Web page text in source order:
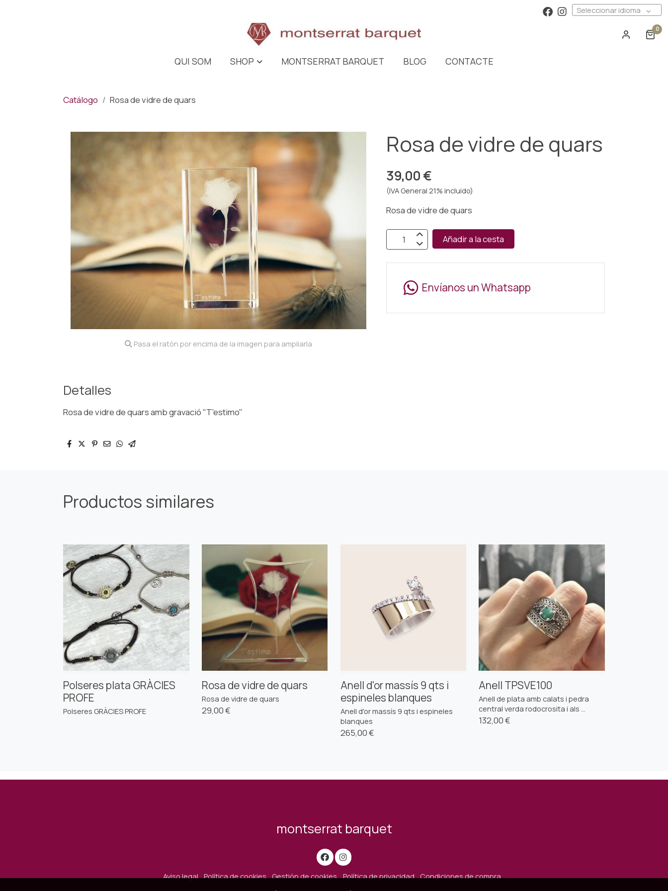
Seleccionar idioma
0
QUI SOM SHOP MONTSERRAT BARQUET BLOG CONTACTE
Catálogo Rosa de vidre de quars
Pasa el ratón por encima de la imagen para ampliarla
Detalles
Rosa de vidre de quars amb gravació "T'estimo"
Rosa de vidre de quars
39,00 €
(IVA General 21% incluido)
Rosa de vidre de quars
Añadir a la cesta
Envíanos un Whatsapp
Productos similares
Polseres plata GRÀCIES
PROFE
Polseres GRÀCIES PROFE
Rosa de vidre de quars
Rosa de vidre de quars
29,00 €
Anell d'or massís 9 qts i
espineles blanques
Anell d'or massís 9 qts i espineles
blanques
265,00 €
Anell TPSVE100
Anell de plata amb calats i pedra
central verda rodocrosita i als ...
132,00 €
montserrat barquet
Aviso legal Política de cookies Gestión de cookies Política de privacidad Condiciones de compra